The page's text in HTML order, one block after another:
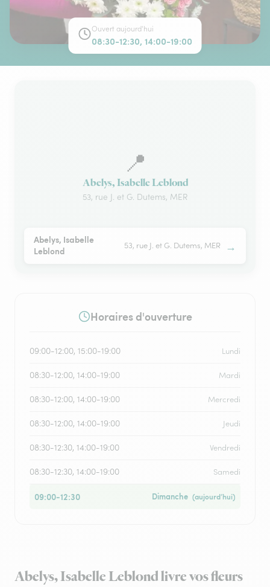
Ouvert aujourd'hui
08:30-12:30, 14:00-19:00
📍
Abelys, Isabelle Leblond
53, rue J. et G. Dutems, MER
Abelys, Isabelle
Leblond
53, rue J. et G. Dutems, MER →
Horaires d'ouverture
09:00-12:00, 15:00-19:00 Lundi
08:30-12:00, 14:00-19:00 Mardi
08:30-12:00, 14:00-19:00 Mercredi
08:30-12:00, 14:00-19:00 Jeudi
08:30-12:30, 14:00-19:00 Vendredi
08:30-12:30, 14:00-19:00 Samedi
09:00-12:30 Dimanche (aujourd’hui)
Abelys, Isabelle Leblond livre vos fleurs